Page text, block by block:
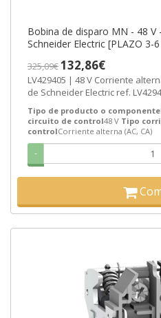
Bobina de disparo MN - 48 V
Schneider Electric [PLAZO 3-
325,09€132,86€
LV429405 | 48 V Corriente alterna (AC, CA) Bobina de disparo
de Schneider Electric ref.
Tipo de producto o componente
circuito de control48 V Tipo
controlCorriente alterna (AC, CA)
-